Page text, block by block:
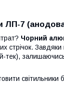
ЛП-7
Чорний
стрічок.
тек),
світильники